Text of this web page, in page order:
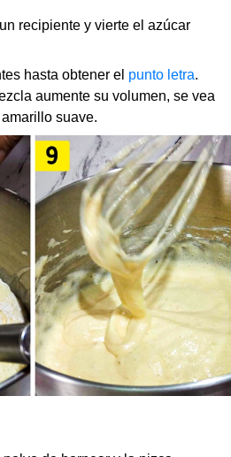
recipiente y vierte el azúcar
hasta obtener el punto letra.
aumente su volumen, se vea
suave.